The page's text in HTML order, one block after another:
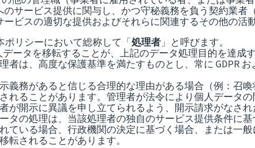
サービス提供に関与し、かつ守秘義務を負う契約業者
ビスの適切な提供およびそれらに関連するその他の活
ポリシーにおいて総称して「処理者」と呼びます。
ータを移転することが、上記のデータ処理目的を達
者は、高度な保護基準を満たすものとし、常に GDPR
義務があると信じる合理的な理由がある場合（例：召
れることがあります。管理者が法令により個人データ
が開示に異議を申し立てられるよう、開示請求がなさ
タの処理は、当該処理者の独自のサービス提供条件に基
ている場合、行政機関の決定に基づく場合、または一
転されることがあります。